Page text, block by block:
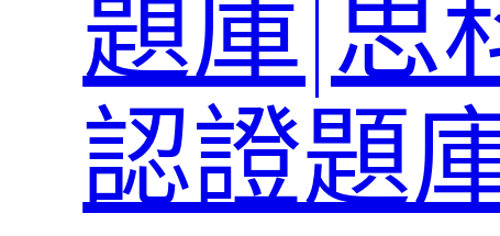
題庫|思
認證題